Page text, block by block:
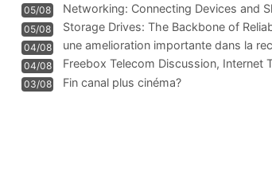
05/08
Networking: Connecting Devices and
Information
05/08
Storage Drives: The Backbone of
Management
04/08
une amelioration importante dans la
WIFI
04/08
Freebox Telecom Discussion, Internet
Communi
03/08 Fin canal plus cinéma?